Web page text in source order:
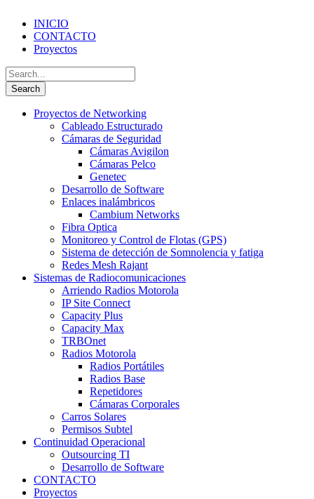
INICIO
CONTACTO
Proyectos
Proyectos de Networking
Cableado Estructurado
Cámaras de Seguridad
Cámaras Avigilon
Cámaras Pelco
Genetec
Desarrollo de Software
Enlaces inalámbricos
Cambium Networks
Fibra Optica
Monitoreo y Control de Flotas (GPS)
Sistema de detección de Somnolencia y fatiga
Redes Mesh Rajant
Sistemas de Radiocomunicaciones
Arriendo Radios Motorola
IP Site Connect
Capacity Plus
Capacity Max
TRBOnet
Radios Motorola
Radios Portátiles
Radios Base
Repetidores
Cámaras Corporales
Carros Solares
Permisos Subtel
Continuidad Operacional
Outsourcing TI
Desarrollo de Software
CONTACTO
Proyectos